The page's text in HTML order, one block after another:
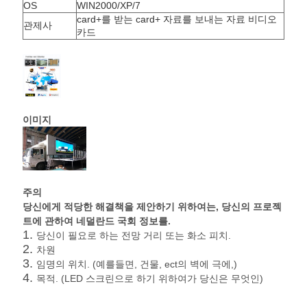
OS
WIN2000/XP/7
관제사
card+를 받는 card+ 자료를 보내는 자료 비디오
카드
이미지
주의
당신에게 적당한 해결책을 제안하기 위하여는, 당신의 프로젝
트에 관하여 네덜란드 국회 정보를.
1. 당신이 필요로 하는 전망 거리 또는 화소 피치.
2. 차원
3. 임명의 위치. (예를들면, 건물, ect의 벽에 극에,)
4. 목적. (LED 스크린으로 하기 위하여가 당신은 무엇인)